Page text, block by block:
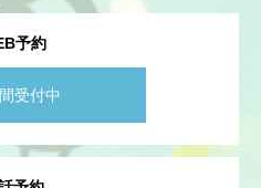
予約
受付中